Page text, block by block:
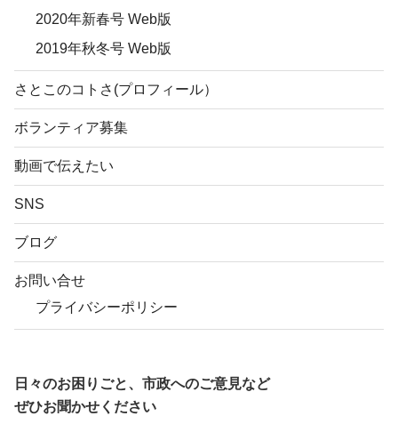
2020年新春号 Web版
2019年秋冬号 Web版
さとこのコトさ(プロフィール）
ボランティア募集
動画で伝えたい
SNS
ブログ
お問い合せ
プライバシーポリシー
日々のお困りごと、市政へのご意見など
ぜひお聞かせください